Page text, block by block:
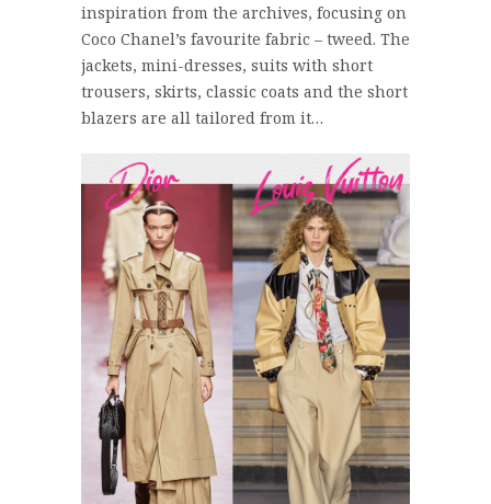
inspiration from the archives, focusing on
Coco Chanel’s favourite fabric – tweed. The
jackets, mini-dresses, suits with short
trousers, skirts, classic coats and the short
blazers are all tailored from it…